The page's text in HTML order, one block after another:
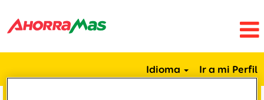
Idioma Ir a mi Perfil